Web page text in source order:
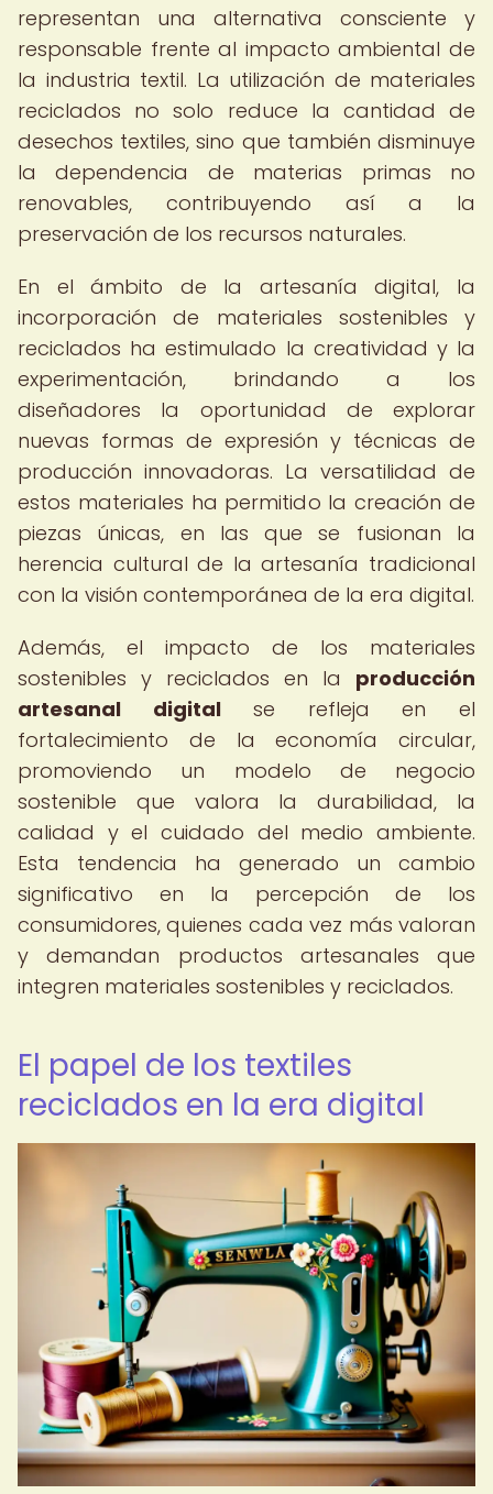
representan una alternativa consciente y
responsable frente al impacto ambiental de
la industria textil. La utilización de materiales
reciclados no solo reduce la cantidad de
desechos textiles, sino que también disminuye
la dependencia de materias primas no
renovables, contribuyendo así a la
preservación de los recursos naturales.
En el ámbito de la artesanía digital, la
incorporación de materiales sostenibles y
reciclados ha estimulado la creatividad y la
experimentación, brindando a los
diseñadores la oportunidad de explorar
nuevas formas de expresión y técnicas de
producción innovadoras. La versatilidad de
estos materiales ha permitido la creación de
piezas únicas, en las que se fusionan la
herencia cultural de la artesanía tradicional
con la visión contemporánea de la era digital.
Además, el impacto de los materiales
sostenibles y reciclados en la producción
artesanal digitalse refleja en el
fortalecimiento de la economía circular,
promoviendo un modelo de negocio
sostenible que valora la durabilidad, la
calidad y el cuidado del medio ambiente.
Esta tendencia ha generado un cambio
significativo en la percepción de los
consumidores, quienes cada vez más valoran
y demandan productos artesanales que
integren materiales sostenibles y reciclados.
El papel de los textiles
reciclados en la era digital